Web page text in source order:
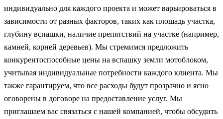
индивидуально для каждого проекта и может варьироваться в
зависимости от разных факторов, таких как площадь участка,
глубину вспашки, наличие препятствий на участке (например,
камней, корней деревьев). Мы стремимся предложить
конкурентоспособные цены на вспашку земли мотоблоком,
учитывая индивидуальные потребности каждого клиента. Мы
также гарантируем, что все расходы будут прозрачно и ясно
оговорены в договоре на предоставление услуг. Мы
приглашаем вас связаться с нашей компанией, чтобы обсудить